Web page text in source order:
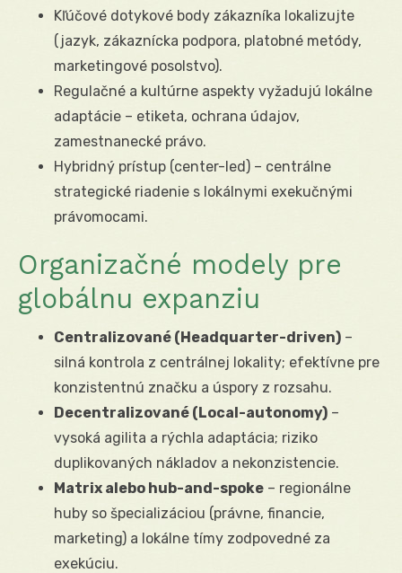
Kľúčové dotykové body zákazníka lokalizujte
(jazyk, zákaznícka podpora, platobné metódy,
marketingové posolstvo).
Regulačné a kultúrne aspekty vyžadujú lokálne
adaptácie – etiketa, ochrana údajov,
zamestnanecké právo.
Hybridný prístup (center-led) – centrálne
strategické riadenie s lokálnymi exekučnými
právomocami.
Organizačné modely pre
globálnu expanziu
Centralizované (Headquarter-driven) –
silná kontrola z centrálnej lokality; efektívne pre
konzistentnú značku a úspory z rozsahu.
Decentralizované (Local-autonomy) –
vysoká agilita a rýchla adaptácia; riziko
duplikovaných nákladov a nekonzistencie.
Matrix alebo hub-and-spoke – regionálne
huby so špecializáciou (právne, financie,
marketing) a lokálne tímy zodpovedné za
exekúciu.